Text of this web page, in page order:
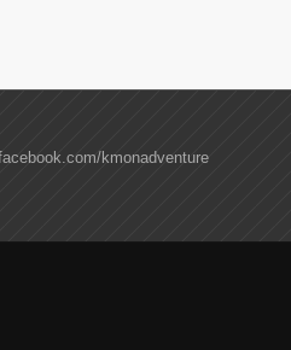
kmonadventure